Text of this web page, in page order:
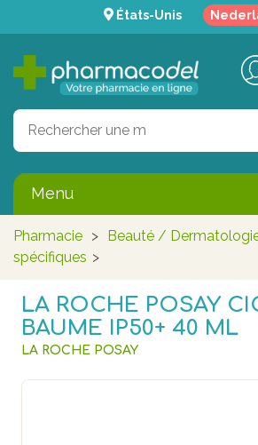
États-Unis
Menu
Pharmacie > Beauté /
spécifiques >
LA ROCHE POSAY
BAUME IP50+ 40 ML
LA ROCHE POSAY